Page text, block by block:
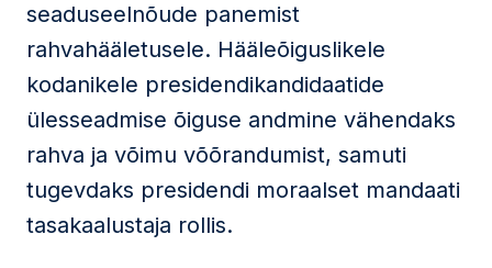
seaduseelnõude panemist
rahvahääletusele. Hääleõiguslikele
kodanikele presidendikandidaatide
ülesseadmise õiguse andmine vähendaks
rahva ja võimu võõrandumist, samuti
tugevdaks presidendi moraalset mandaati
tasakaalustaja rollis.